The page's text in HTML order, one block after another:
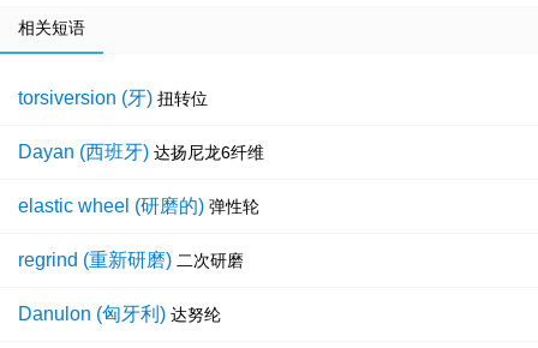
相关短语
torsiversion (牙) 扭转位
Dayan (西班牙) 达扬尼龙6纤维
elastic wheel (研磨的) 弹性轮
regrind (重新研磨) 二次研磨
Danulon (匈牙利) 达努纶